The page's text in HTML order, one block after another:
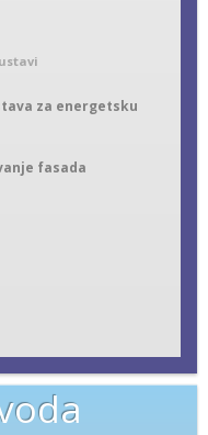
za energetsku
fasada